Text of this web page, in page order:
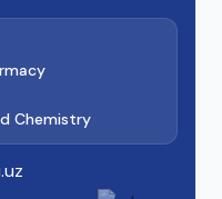
Chemistry